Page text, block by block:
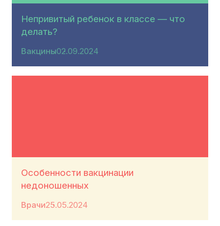
Непривитый ребенок в классе — что
делать?
Вакцины02.09.2024
Особенности вакцинации
недоношенных
Врачи25.05.2024